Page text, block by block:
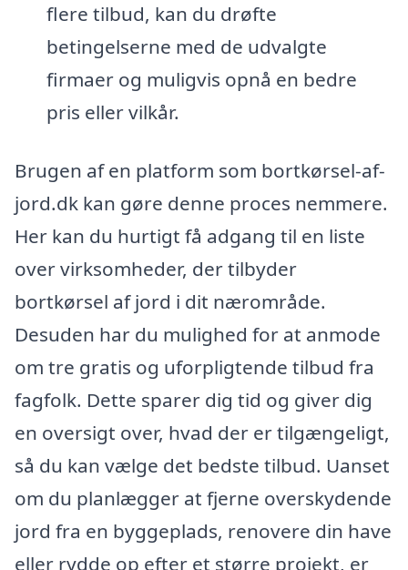
flere tilbud, kan du drøfte
betingelserne med de udvalgte
firmaer og muligvis opnå en bedre
pris eller vilkår.
Brugen af en platform som bortkørsel-af-
jord.dk kan gøre denne proces nemmere.
Her kan du hurtigt få adgang til en liste
over virksomheder, der tilbyder
bortkørsel af jord i dit nærområde.
Desuden har du mulighed for at anmode
om tre gratis og uforpligtende tilbud fra
fagfolk. Dette sparer dig tid og giver dig
en oversigt over, hvad der er tilgængeligt,
så du kan vælge det bedste tilbud. Uanset
om du planlægger at fjerne overskydende
jord fra en byggeplads, renovere din have
eller rydde op efter et større projekt, er